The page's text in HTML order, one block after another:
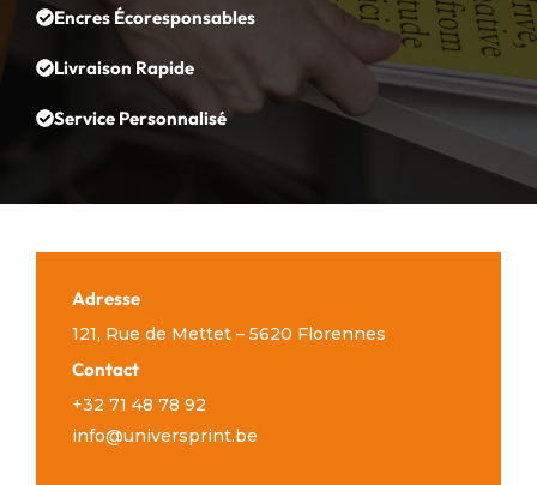
Encres Écoresponsables
Livraison Rapide
Service Personnalisé
Adresse
121, Rue de Mettet – 5620 Florennes
Contact
+32 71 48 78 92
info@universprint.be